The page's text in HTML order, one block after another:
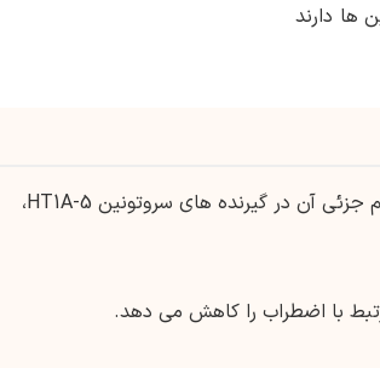
ها دارند
اعتقاد بر این است که اثرات ضد اضطراب بوسپیرون ناشی از آگونیسم جزئی آن در گیرنده های سروتونین 5-HT1A،
با اضطراب را کاهش می دهد.